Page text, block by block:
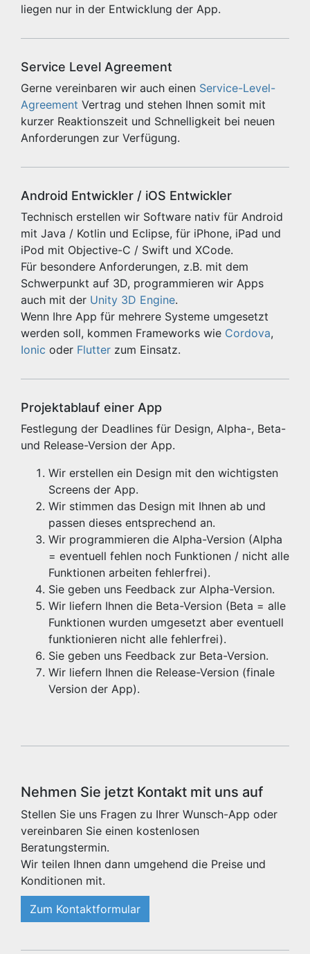
liegen nur in der Entwicklung der App.
Service Level Agreement
Gerne vereinbaren wir auch einen Service-Level-
Agreement Vertrag und stehen Ihnen somit mit
kurzer Reaktionszeit und Schnelligkeit bei neuen
Anforderungen zur Verfügung.
Android Entwickler / iOS Entwickler
Technisch erstellen wir Software nativ für Android
mit Java / Kotlin und Eclipse, für iPhone, iPad und
iPod mit Objective-C / Swift und XCode.
Für besondere Anforderungen, z.B. mit dem
Schwerpunkt auf 3D, programmieren wir Apps
auch mit der Unity 3D Engine.
Wenn Ihre App für mehrere Systeme umgesetzt
werden soll, kommen Frameworks wie Cordova,
Ionic oder Flutter zum Einsatz.
Projektablauf einer App
Festlegung der Deadlines für Design, Alpha-, Beta-
und Release-Version der App.
Wir erstellen ein Design mit den wichtigsten
Screens der App.
Wir stimmen das Design mit Ihnen ab und
passen dieses entsprechend an.
Wir programmieren die Alpha-Version (Alpha
= eventuell fehlen noch Funktionen / nicht alle
Funktionen arbeiten fehlerfrei).
Sie geben uns Feedback zur Alpha-Version.
Wir liefern Ihnen die Beta-Version (Beta = alle
Funktionen wurden umgesetzt aber eventuell
funktionieren nicht alle fehlerfrei).
Sie geben uns Feedback zur Beta-Version.
Wir liefern Ihnen die Release-Version (finale
Version der App).
Nehmen Sie jetzt Kontakt mit uns auf
Stellen Sie uns Fragen zu Ihrer Wunsch-App oder
vereinbaren Sie einen kostenlosen
Beratungstermin.
Wir teilen Ihnen dann umgehend die Preise und
Konditionen mit.
Zum Kontaktformular